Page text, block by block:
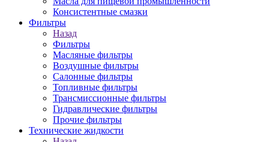
Консистентные смазки
Фильтры
Назад
Фильтры
Масляные фильтры
Воздушные фильтры
Салонные фильтры
Топливные фильтры
Трансмиссионные фильтры
Гидравлические фильтры
Прочие фильтры
Технические жидкости